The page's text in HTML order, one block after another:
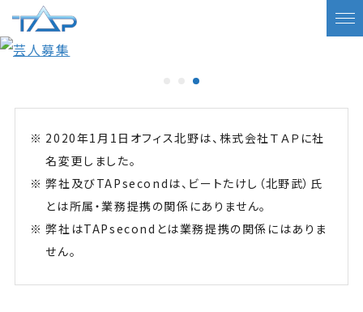
2020年1月1日オフィス北野は、株式会社ＴＡＰに社
名変更しました。
弊社及びTAPsecondは、ビートたけし（北野武）氏
とは所属・業務提携の関係にありません。
弊社はTAPsecondとは業務提携の関係にはありま
せん。